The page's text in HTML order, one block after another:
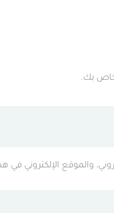
بك.
والموقع الإلكتروني